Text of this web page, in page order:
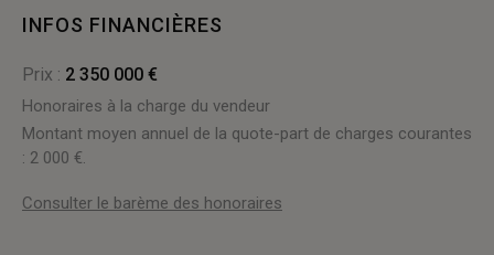
INFOS FINANCIÈRES
Prix : 2 350 000 €
Honoraires à la charge du vendeur
Montant moyen annuel de la quote-part de charges courantes
: 2 000 €.
Consulter le barème des honoraires